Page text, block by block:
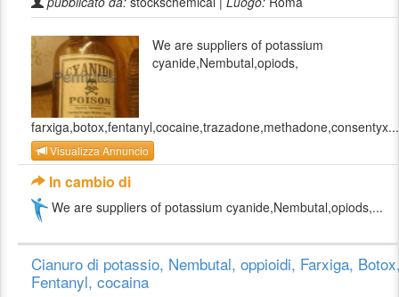
We are suppliers of potassium
cyanide,Nembutal,opiods,
farxiga,botox,fentanyl,cocaine,trazadone,methadone,consentyx...
Visualizza Annuncio
In cambio di
We are suppliers of potassium cyanide,Nembutal,opiods,...
Cianuro di potassio, Nembutal, oppioidi, Farxiga,
Fentanyl, cocaina